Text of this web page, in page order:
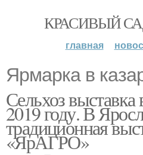
КРАСИВЫЙ
главная
Ярмарка в
Сельхоз выставка
2019 году. В
традиционная
«ЯрАГРО»